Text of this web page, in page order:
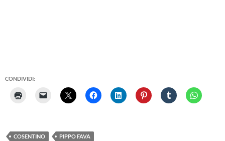
CONDIVIDI:
COSENTINO PIPPO FAVA